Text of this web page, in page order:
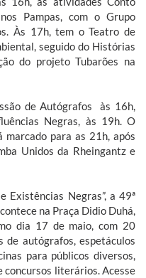
Pampas, com o Grupo
Às 17h, tem o Teatro de
seguido do Histórias
do projeto Tubarões na
de Autógrafos às 16h,
Negras, às 19h. O
para as 21h, após
Unidos da Rheingantz e
Existências Negras”, a 49ª
na Praça Didio Duhá,
dia 17 de maio, com 20
de autógrafos, espetáculos
para públicos diversos,
concursos literários. Acesse